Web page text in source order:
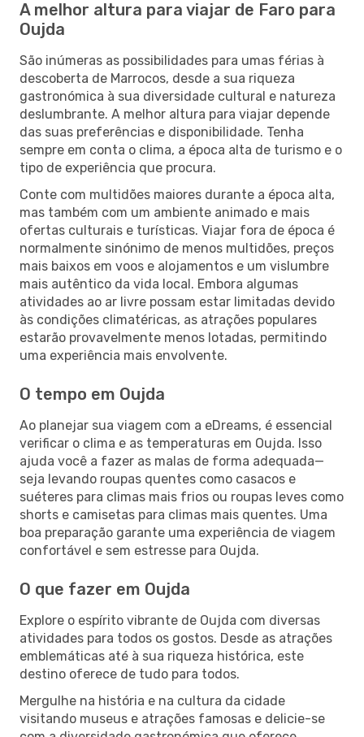
A melhor altura para viajar de Faro para
Oujda
São inúmeras as possibilidades para umas férias à
descoberta de Marrocos, desde a sua riqueza
gastronómica à sua diversidade cultural e natureza
deslumbrante. A melhor altura para viajar depende
das suas preferências e disponibilidade. Tenha
sempre em conta o clima, a época alta de turismo e o
tipo de experiência que procura.
Conte com multidões maiores durante a época alta,
mas também com um ambiente animado e mais
ofertas culturais e turísticas. Viajar fora de época é
normalmente sinónimo de menos multidões, preços
mais baixos em voos e alojamentos e um vislumbre
mais autêntico da vida local. Embora algumas
atividades ao ar livre possam estar limitadas devido
às condições climatéricas, as atrações populares
estarão provavelmente menos lotadas, permitindo
uma experiência mais envolvente.
O tempo em Oujda
Ao planejar sua viagem com a eDreams, é essencial
verificar o clima e as temperaturas em Oujda. Isso
ajuda você a fazer as malas de forma adequada—
seja levando roupas quentes como casacos e
suéteres para climas mais frios ou roupas leves como
shorts e camisetas para climas mais quentes. Uma
boa preparação garante uma experiência de viagem
confortável e sem estresse para Oujda.
O que fazer em Oujda
Explore o espírito vibrante de Oujda com diversas
atividades para todos os gostos. Desde as atrações
emblemáticas até à sua riqueza histórica, este
destino oferece de tudo para todos.
Mergulhe na história e na cultura da cidade
visitando museus e atrações famosas e delicie-se